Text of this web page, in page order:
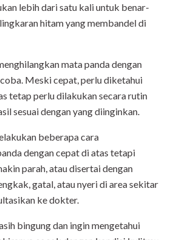
lebih dari satu kali untuk benar-
hitam yang membandel di
mata panda dengan
Meski cepat, perlu diketahui
tetap perlu dilakukan secara rutin
sesuai dengan yang diinginkan.
beberapa cara
dengan cepat di atas tetapi
parah, atau disertai dengan
gatal, atau nyeri di area sekitar
ke dokter.
bingung dan ingin mengetahui